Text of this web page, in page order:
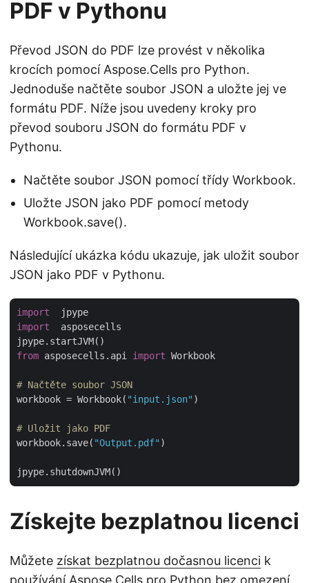
PDF v Pythonu
Převod JSON do PDF lze provést v několika
krocích pomocí Aspose.Cells pro Python.
Jednoduše načtěte soubor JSON a uložte jej ve
formátu PDF. Níže jsou uvedeny kroky pro
převod souboru JSON do formátu PDF v
Pythonu.
Načtěte soubor JSON pomocí třídy Workbook.
Uložte JSON jako PDF pomocí metody
Workbook.save().
Následující ukázka kódu ukazuje, jak uložit soubor
JSON jako PDF v Pythonu.
import
import
  asposecells
from asposecells.api import Workbook
# Načtěte soubor JSON
workbook = Workbook( "input.json" )
# Uložit jako PDF
workbook.save( "Output.pdf" )
Získejte bezplatnou licenci
Můžete získat bezplatnou dočasnou licenci k
používání Aspose.Cells pro Python bez omezení